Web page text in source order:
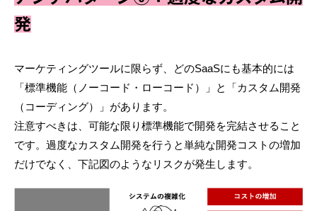
発
マーケティングツールに限らず、どのSaaSにも基本的には
「標準機能（ノーコード・ローコード）」と「カスタム開発
（コーディング）」があります。
注意すべきは、可能な限り標準機能で開発を完結させること
です。過度なカスタム開発を行うと単純な開発コストの増加
だけでなく、下記図のようなリスクが発生します。